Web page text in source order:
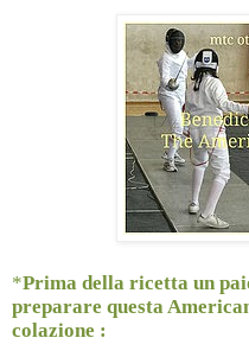
*Prima della ricetta un
preparare questa
colazione :